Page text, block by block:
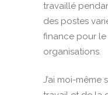
travaillé
des postes
finance pour
organisations.
J’ai moi-